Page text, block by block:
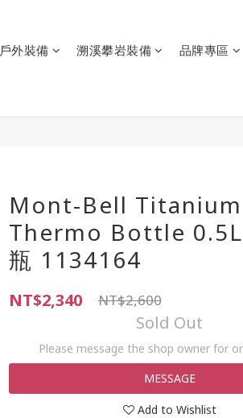
戶外裝備 溯溪攀岩裝備 品牌專區
Mont-Bell
Thermo Bottle 0.5L
瓶 1134164
NT$2,340 NT$2,600
Sold Out
Please message the shop owner for
MESSAGE
Add to Wishlist